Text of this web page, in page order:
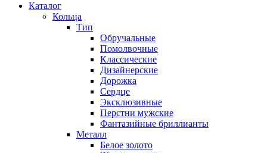
Каталог
Кольца
Тип
Обручальные
Помолвочные
Классические
Дизайнерские
Дорожка
Сердце
Эксклюзивные
Перстни мужские
Фантазийные бриллианты
Металл
Белое золото